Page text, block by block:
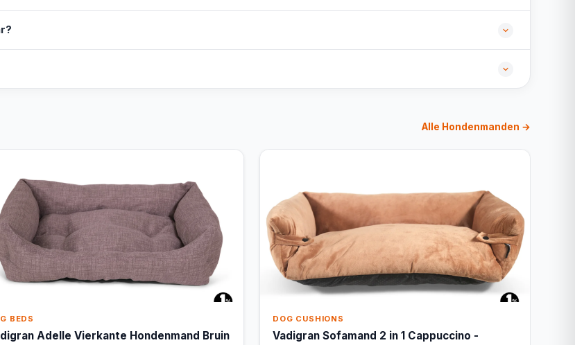
Alle Hondenmanden →
BEDS
Adelle Vierkante Hondenmand Bruin
DOG CUSHIONS
Vadigran Sofamand 2 in 1 Cappuccino -